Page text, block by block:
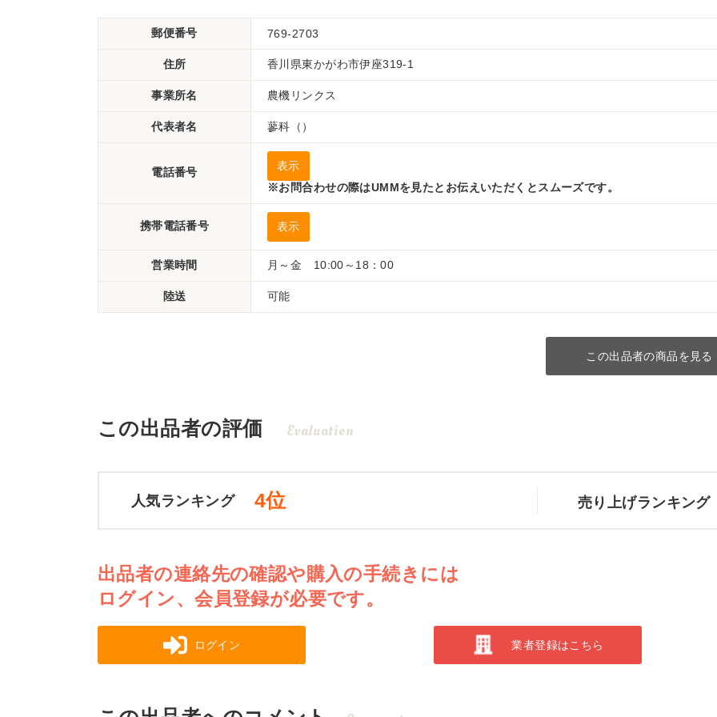
郵便番号 769-2703
住所 香川県東かがわ市伊座319-1
事業所名 農機リンクス
代表者名 蓼科（）
電話番号
表示
※お問合わせの際はUMMを見たとお伝えいただくとスムーズです。
携帯電話番号 表示
営業時間 月～金 10:00～18：00
陸送 可能
この出品者の商品を見る
この出品者の評価 Evaluation
人気ランキング 4位 売り上げランキング
出品者の連絡先の確認や購入の手続きには
ログイン、会員登録が必要です。
ログイン 業者登録はこちら